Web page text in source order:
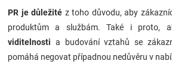
PR je důležité z toho důvodu, aby
produktům a službám. Také i proto,
viditelnosti a budování vztahů se
pomáhá negovat případnou nedůvěru v